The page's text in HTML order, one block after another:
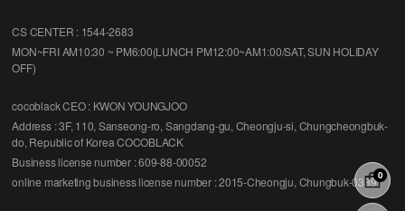
0
CS CENTER : 1544-2683
MON~FRI AM10:30 ~ PM6:00(LUNCH PM12:00~AM1:00/SAT, SUN HOLIDAY
OFF)
cocoblackCEO : KWON YOUNGJOO
Address : 3F, 110, Sanseong-ro, Sangdang-gu, Cheongju-si, Chungcheongbuk-
do, Republic of Korea COCOBLACK
Business license number : 609-88-00052
online marketing business license number : 2015-Cheongju, Chungbuk-0389